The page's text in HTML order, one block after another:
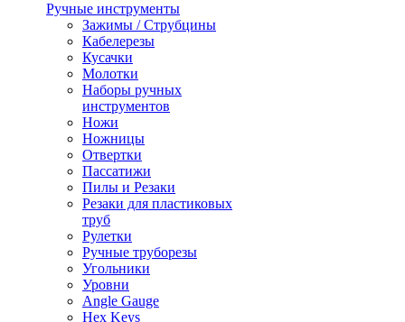
Ручные инструменты
Зажимы / Струбцины
Кабелерезы
Кусачки
Молотки
Наборы ручных
инструментов
Ножи
Ножницы
Отвертки
Пассатижи
Пилы и Резаки
Резаки для пластиковых
труб
Рулетки
Ручные труборезы
Угольники
Уровни
Angle Gauge
Hex Keys